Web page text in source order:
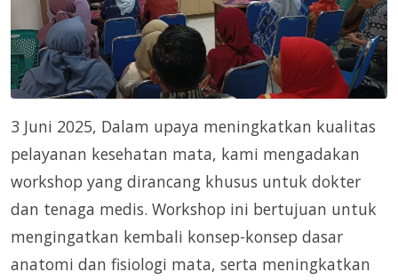
3 Juni 2025, Dalam upaya meningkatkan kualitas
pelayanan kesehatan mata, kami mengadakan
workshop yang dirancang khusus untuk dokter
dan tenaga medis. Workshop ini bertujuan untuk
mengingatkan kembali konsep-konsep dasar
anatomi dan fisiologi mata, serta meningkatkan